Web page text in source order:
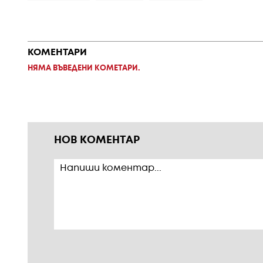
КОМЕНТАРИ
НЯМА ВЪВЕДЕНИ КОМЕТАРИ.
НОВ КОМЕНТАР